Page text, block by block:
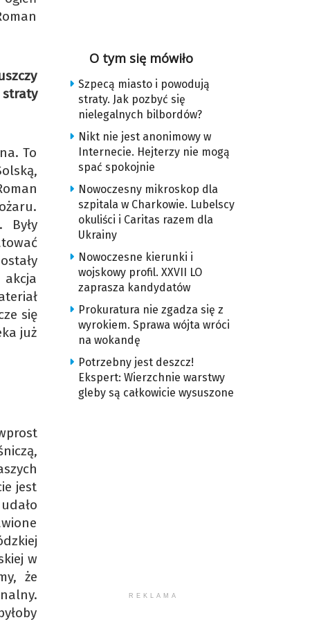
straty
To
Były
akcja
się
już
jest
w
że
O tym się mówiło
Szpecą miasto i powodują
straty. Jak pozbyć się
nielegalnych bilbordów?
Nikt nie jest anonimowy w
Internecie. Hejterzy nie mogą
spać spokojnie
Nowoczesny mikroskop dla
szpitala w Charkowie. Lubelscy
okuliści i Caritas razem dla
Ukrainy
Nowoczesne kierunki i
wojskowy profil. XXVII LO
zaprasza kandydatów
Prokuratura nie zgadza się z
wyrokiem. Sprawa wójta wróci
na wokandę
Potrzebny jest deszcz!
Ekspert: Wierzchnie warstwy
gleby są całkowicie wysuszone
REKLAMA